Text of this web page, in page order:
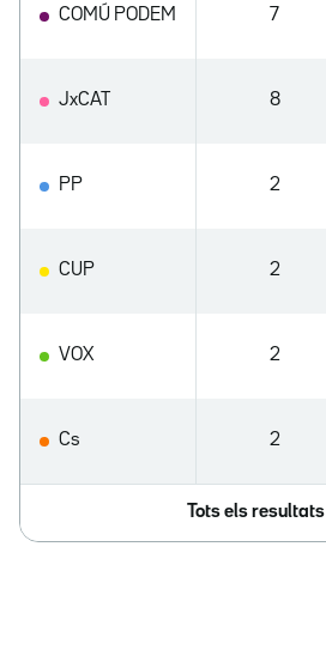
COMÚ PODEM 7
JxCAT 8
PP 2
CUP 2
VOX 2
Cs 2
Tots els resultats